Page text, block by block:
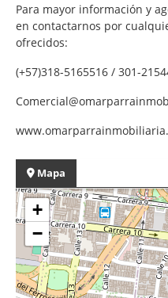
Para mayor información y
en contactarnos por
ofrecidos:
(+57)318-5165516 / 301-
Mapa
+
−